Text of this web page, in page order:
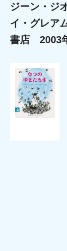
ジーン・ジ
イ・グレア
書店 2003